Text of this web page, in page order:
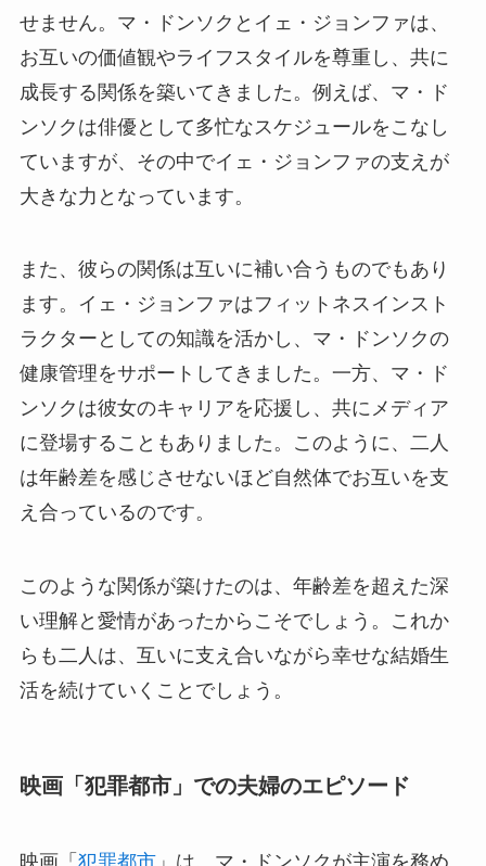
せません。マ・ドンソクとイェ・ジョンファは、
お互いの価値観やライフスタイルを尊重し、共に
成長する関係を築いてきました。例えば、マ・ド
ンソクは俳優として多忙なスケジュールをこなし
ていますが、その中でイェ・ジョンファの支えが
大きな力となっています。
また、彼らの関係は互いに補い合うものでもあり
ます。イェ・ジョンファはフィットネスインスト
ラクターとしての知識を活かし、マ・ドンソクの
健康管理をサポートしてきました。一方、マ・ド
ンソクは彼女のキャリアを応援し、共にメディア
に登場することもありました。このように、二人
は年齢差を感じさせないほど自然体でお互いを支
え合っているのです。
このような関係が築けたのは、年齢差を超えた深
い理解と愛情があったからこそでしょう。これか
らも二人は、互いに支え合いながら幸せな結婚生
活を続けていくことでしょう。
映画「犯罪都市」での夫婦のエピソード
映画「 犯罪都市」は、マ・ドンソクが主演を務め